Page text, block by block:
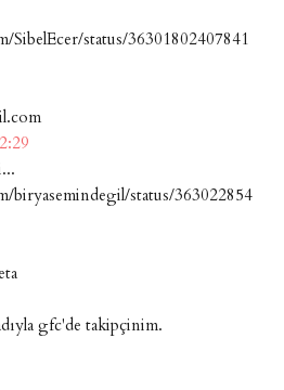
status/36301802407841
biryasemindegil/status/363022854
gfc'de takipçinim.